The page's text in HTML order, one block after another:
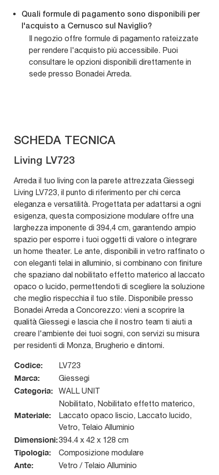
Quali formule di pagamento sono disponibili per
l'acquisto a Cernusco sul Naviglio?
Il negozio offre formule di pagamento rateizzate
per rendere l'acquisto più accessibile. Puoi
consultare le opzioni disponibili direttamente in
sede presso Bonadei Arreda.
SCHEDA TECNICA
Living LV723
Arreda il tuo living con la parete attrezzata Giessegi
Living LV723, il punto di riferimento per chi cerca
eleganza e versatilità. Progettata per adattarsi a ogni
esigenza, questa composizione modulare offre una
larghezza imponente di 394,4 cm, garantendo ampio
spazio per esporre i tuoi oggetti di valore o integrare
un home theater. Le ante, disponibili in vetro raffinato o
con eleganti telai in alluminio, si combinano con finiture
che spaziano dal nobilitato effetto materico al laccato
opaco o lucido, permettendoti di scegliere la soluzione
che meglio rispecchia il tuo stile. Disponibile presso
Bonadei Arreda a Concorezzo: vieni a scoprire la
qualità Giessegi e lascia che il nostro team ti aiuti a
creare l'ambiente dei tuoi sogni, con servizi su misura
per residenti di Monza, Brugherio e dintorni.
Codice: LV723
Marca: Giessegi
Categoria: WALL UNIT
Materiale:
Nobilitato, Nobilitato effetto materico,
Laccato opaco liscio, Laccato lucido,
Vetro, Telaio Alluminio
Dimensioni:394.4 x 42 x 128 cm
Tipologia: Composizione modulare
Ante: Vetro / Telaio Alluminio